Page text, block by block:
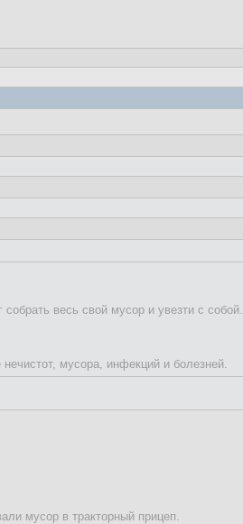
весь свой мусор и увезти с собой.
мусора, инфекций и болезней.
мусор в тракторный прицеп.